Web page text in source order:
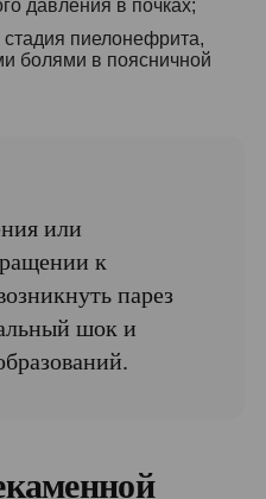
давления в почках;
пиелонефрита,
болями в поясничной
или
к
парез
шок и